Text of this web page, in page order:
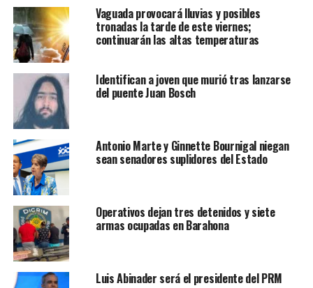
Vaguada provocará lluvias y posibles
tronadas la tarde de este viernes;
continuarán las altas temperaturas
Identifican a joven que murió tras lanzarse
del puente Juan Bosch
Antonio Marte y Ginnette Bournigal niegan
sean senadores suplidores del Estado
Operativos dejan tres detenidos y siete
armas ocupadas en Barahona
Luis Abinader será el presidente del PRM